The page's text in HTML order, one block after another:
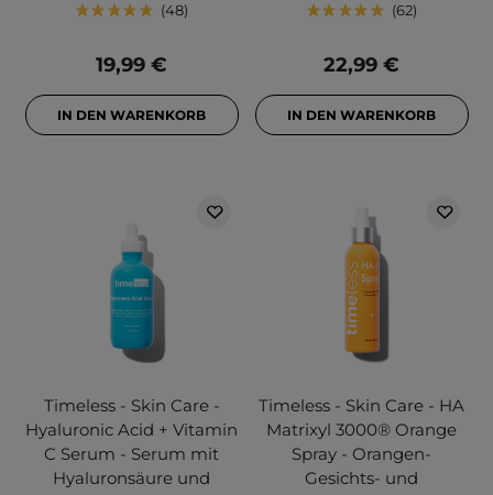
48
19,99 €
IN DEN WARENKORB
62
22,99 €
IN DEN WARENKORB
Timeless - Skin Care -
Hyaluronic Acid + Vitamin
C Serum - Serum mit
Hyaluronsäure und
Timeless - Skin Care - HA
Matrixyl 3000® Orange
Spray - Orangen-
Gesichts- und